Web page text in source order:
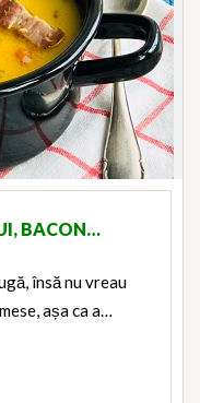
BACON…
însă nu vreau
așa ca a…